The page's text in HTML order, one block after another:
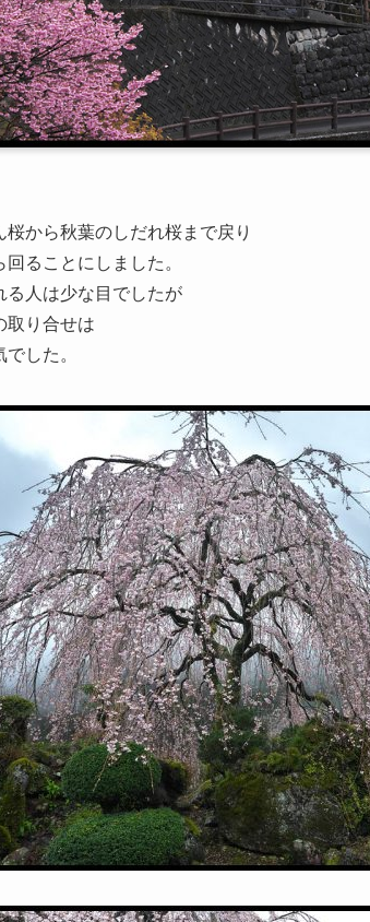
から秋葉のしだれ桜まで戻り
ることにしました。
る人は少な目でしたが
取り合せは
した。